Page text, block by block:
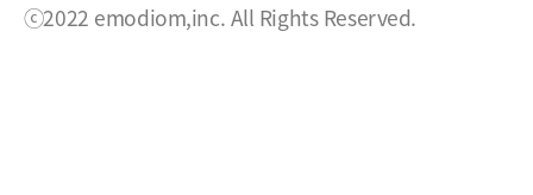
ⓒ2022 emodiom,inc. All Rights Reserved.